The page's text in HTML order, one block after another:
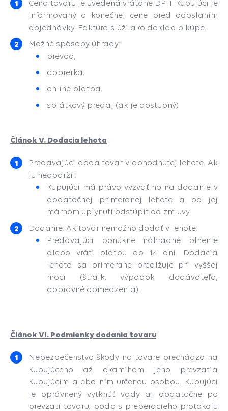
Cena tovaru je uvedená vrátane DPH. Kupujúci je
informovaný o konečnej cene pred odoslaním
objednávky. Faktúra slúži ako doklad o kúpe.
Možné spôsoby úhrady:
prevod,
dobierka,
online platba,
splátkový predaj (ak je dostupný)
Článok V. Dodacia lehota
Predávajúci dodá tovar v dohodnutej lehote. Ak
ju nedodrží :
Kupujúci má právo vyzvať ho na dodanie v
dodatočnej primeranej lehote a po jej
márnom uplynutí odstúpiť od zmluvy.
Dodanie. Ak tovar nemožno dodať v lehote:
Predávajúci ponúkne náhradné plnenie
alebo vráti platbu do 14 dní. Dodacia
lehota sa primerane predlžuje pri vyššej
moci (štrajk, výpadok dodávateľa,
dopravné obmedzenia).
Článok VI. Podmienky dodania tovaru
Nebezpečenstvo škody na tovare prechádza na
Kupujúceho až okamihom jeho prevzatia
Kupujúcim alebo ním určenou osobou. Kupujúci
je oprávnený vytknúť vady aj dodatočne po
prevzatí tovaru; podpis preberacieho protokolu